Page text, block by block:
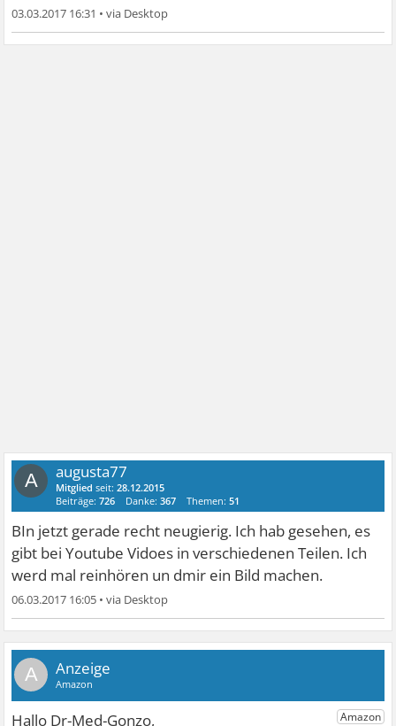
03.03.2017 16:31 •
A augusta77
Mitglied seit:28.12.2015
Beiträge:726 Danke:367 Themen:51
BIn jetzt gerade recht neugierig. Ich hab gesehen, es
gibt bei Youtube Vidoes in verschiedenen Teilen. Ich
werd mal reinhören un dmir ein Bild machen.
06.03.2017 16:05 •
A